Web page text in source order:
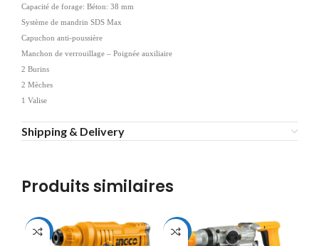
Capacité de forage: Béton: 38 mm
Système de mandrin SDS Max
Capuchon anti-poussière
Manchon de verrouillage – Poignée auxiliaire
2 Burins
2 Mèches
1 Valise
Shipping & Delivery
Produits similaires
-32% -11%